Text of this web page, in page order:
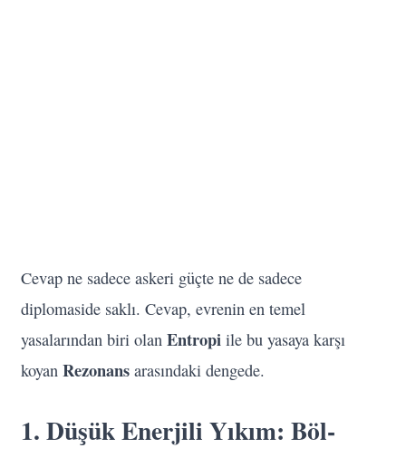
Cevap ne sadece askeri güçte ne de sadece
diplomaside saklı. Cevap, evrenin en temel
yasalarından biri olan Entropi ile bu yasaya karşı
koyan Rezonans arasındaki dengede.
1. Düşük Enerjili Yıkım: Böl-